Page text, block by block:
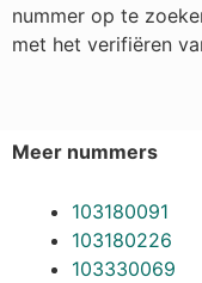
nummer op te
met het verifiëren
Meer nummers
103180091
103180226
103330069